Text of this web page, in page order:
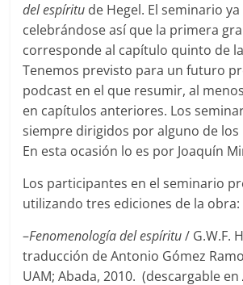
del espíritu de Hegel. El seminario
celebrándose así que la primera
corresponde al capítulo quinto de
Tenemos previsto para un futuro
podcast en el que resumir, al
en capítulos anteriores. Los
siempre dirigidos por alguno de
En esta ocasión lo es por Joaquín
Los participantes en el seminario
utilizando tres ediciones de la obra:
–Fenomenología del espíritu/ G.W.F.
traducción de Antonio Gómez
UAM; Abada, 2010. (descargable en